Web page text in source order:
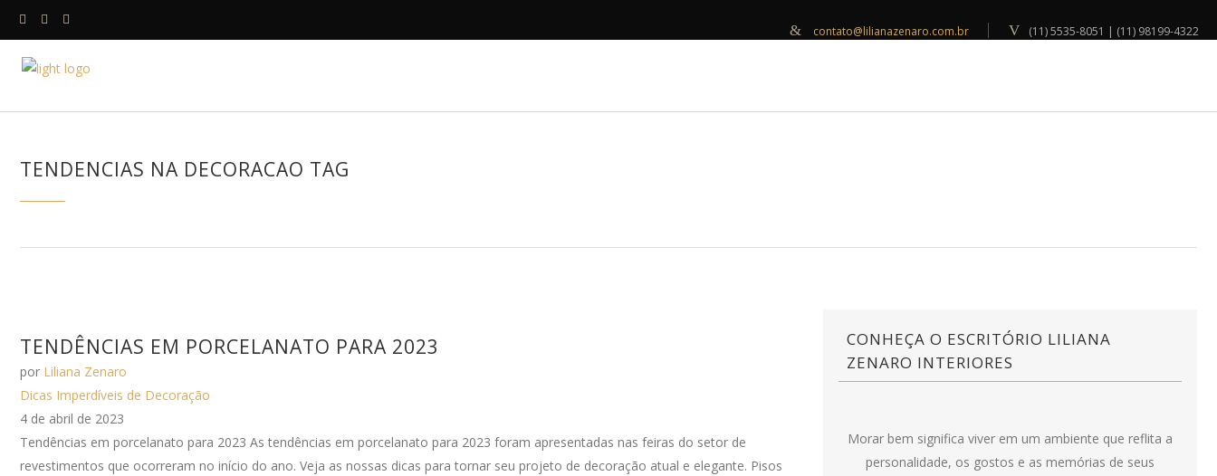
contato@lilianazenaro.com.br (11) 5535-8051 | (11) 98199-4322
TENDENCIAS NA DECORACAO TAG
TENDÊNCIAS EM PORCELANATO PARA 2023
por Liliana Zenaro
Dicas Imperdíveis de Decoração
4 de abril de 2023
Tendências em porcelanato para 2023 As tendências em porcelanato para 2023 foram apresentadas nas feiras do setor de
revestimentos que ocorreram no início do ano. Veja as nossas dicas para tornar seu projeto de decoração atual e elegante. Pisos
CONHEÇA O ESCRITÓRIO LILIANA
ZENARO INTERIORES
Morar bem significa viver em um ambiente que reflita a
personalidade, os gostos e as memórias de seus